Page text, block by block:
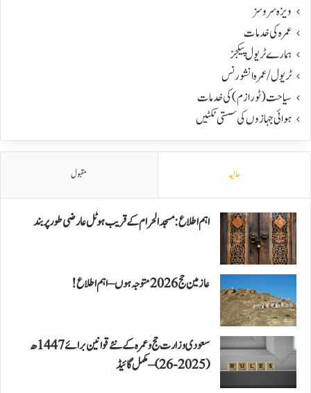
ویزہ سروسز
عمرہ کی خدمات
ہمارے ٹریول پیکجز
ٹریول/عمرہ انشورنس
سیاحت(ٹورازم) کی خدمات
ہوائی جہازوں کی سستی ٹکٹیں
حالیہ مقبول
اہم اطلاع: مسجد الحرام کے قریب ہوٹل عارضی طور پر بند
عازمین حج 2026 متوجہ ہوں – اہم اطلاع!
سعودی وزارت حج و عمرہ کے نئے قوانین برائے 1447ھ
(2025-26) – مکمل گائیڈ